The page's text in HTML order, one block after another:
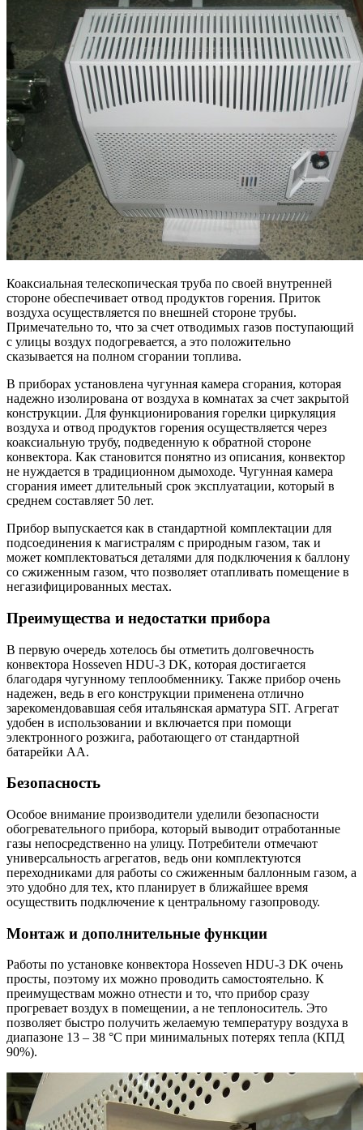
Коаксиальная телескопическая труба по своей внутренней
стороне обеспечивает отвод продуктов горения. Приток
воздуха осуществляется по внешней стороне трубы.
Примечательно то, что за счет отводимых газов поступающий
с улицы воздух подогревается, а это положительно
сказывается на полном сгорании топлива.
В приборах установлена чугунная камера сгорания, которая
надежно изолирована от воздуха в комнатах за счет закрытой
конструкции. Для функционирования горелки циркуляция
воздуха и отвод продуктов горения осуществляется через
коаксиальную трубу, подведенную к обратной стороне
конвектора. Как становится понятно из описания, конвектор
не нуждается в традиционном дымоходе. Чугунная камера
сгорания имеет длительный срок эксплуатации, который в
среднем составляет 50 лет.
Прибор выпускается как в стандартной комплектации для
подсоединения к магистралям с природным газом, так и
может комплектоваться деталями для подключения к баллону
со сжиженным газом, что позволяет отапливать помещение в
негазифицированных местах.
Преимущества и недостатки прибора
В первую очередь хотелось бы отметить долговечность
конвектора Hosseven HDU-3 DK, которая достигается
благодаря чугунному теплообменнику. Также прибор очень
надежен, ведь в его конструкции применена отлично
зарекомендовавшая себя итальянская арматура SIT. Агрегат
удобен в использовании и включается при помощи
электронного розжига, работающего от стандартной
батарейки АА.
Безопасность
Особое внимание производители уделили безопасности
обогревательного прибора, который выводит отработанные
газы непосредственно на улицу. Потребители отмечают
универсальность агрегатов, ведь они комплектуются
переходниками для работы со сжиженным баллонным газом, а
это удобно для тех, кто планирует в ближайшее время
осуществить подключение к центральному газопроводу.
Монтаж и дополнительные функции
Работы по установке конвектора Hosseven HDU-3 DK очень
просты, поэтому их можно проводить самостоятельно. К
преимуществам можно отнести и то, что прибор сразу
прогревает воздух в помещении, а не теплоноситель. Это
позволяет быстро получить желаемую температуру воздуха в
диапазоне 13 – 38 °C при минимальных потерях тепла (КПД
90%).